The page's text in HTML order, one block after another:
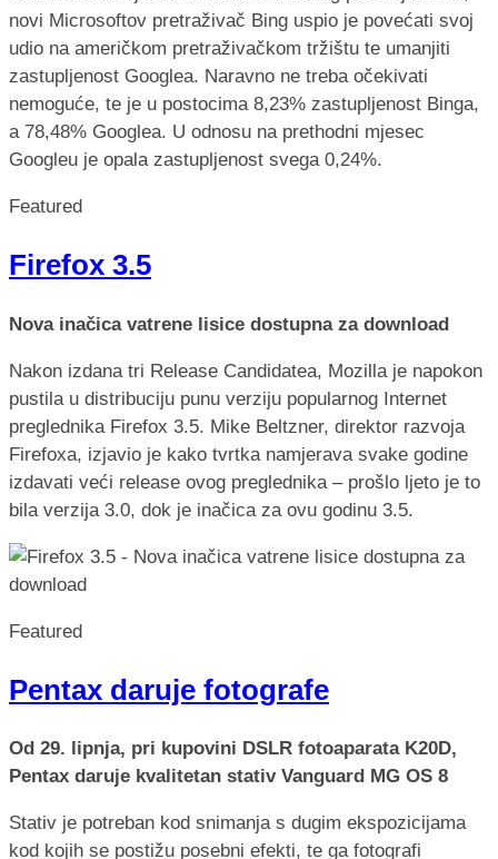
novi Microsoftov pretraživač Bing uspio je povećati svoj
udio na američkom pretraživačkom tržištu te umanjiti
zastupljenost Googlea. Naravno ne treba očekivati
nemoguće, te je u postocima 8,23% zastupljenost Binga,
a 78,48% Googlea. U odnosu na prethodni mjesec
Googleu je opala zastupljenost svega 0,24%.
Featured
Firefox 3.5
Nova inačica vatrene lisice dostupna za download
Nakon izdana tri Release Candidatea, Mozilla je napokon
pustila u distribuciju punu verziju popularnog Internet
preglednika Firefox 3.5. Mike Beltzner, direktor razvoja
Firefoxa, izjavio je kako tvrtka namjerava svake godine
izdavati veći release ovog preglednika – prošlo ljeto je to
bila verzija 3.0, dok je inačica za ovu godinu 3.5.
Featured
Pentax daruje fotografe
Od 29. lipnja, pri kupovini DSLR fotoaparata K20D,
Pentax daruje kvalitetan stativ Vanguard MG OS 8
Stativ je potreban kod snimanja s dugim ekspozicijama
kod kojih se postižu posebni efekti, te ga fotografi